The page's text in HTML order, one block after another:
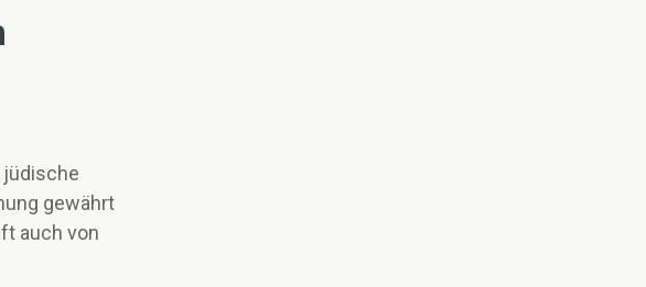
jüdische
gewährt
auch von